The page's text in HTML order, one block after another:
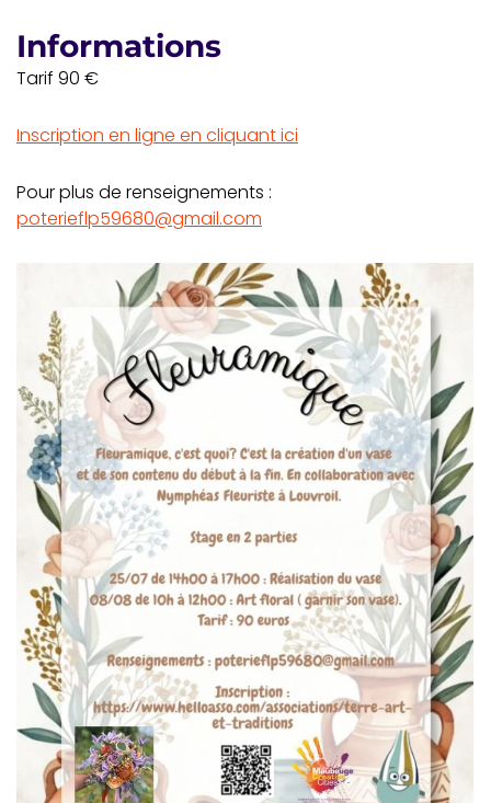
Informations
Tarif 90 €
Inscription en ligne en cliquant ici
Pour plus de renseignements :
poterieflp59680@gmail.com